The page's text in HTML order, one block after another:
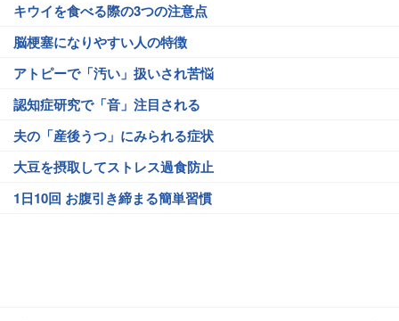
キウイを食べる際の3つの注意点
脳梗塞になりやすい人の特徴
アトピーで「汚い」扱いされ苦悩
認知症研究で「音」注目される
夫の「産後うつ」にみられる症状
大豆を摂取してストレス過食防止
1日10回 お腹引き締まる簡単習慣